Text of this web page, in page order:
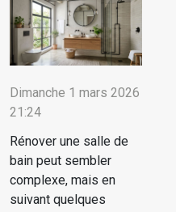
Dimanche 1 mars 2026
21:24
Rénover une salle de
bain peut sembler
complexe, mais en
suivant quelques